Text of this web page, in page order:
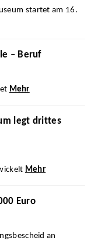
startet am 16.
– Beruf
Mehr
legt drittes
Mehr
Euro
an